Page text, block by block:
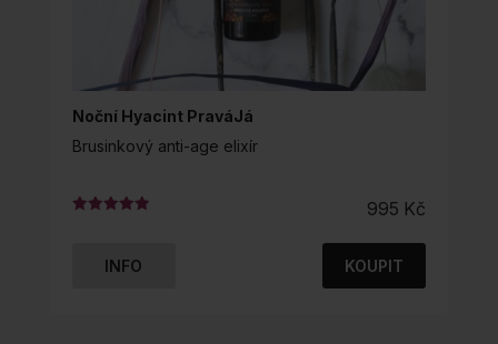
Noční Hyacint PraváJá
Brusinkový anti-age elixír
995 Kč
INFO KOUPIT